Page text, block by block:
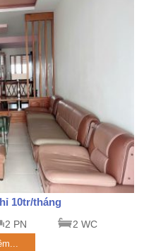
10tr/tháng
2 PN 2 WC